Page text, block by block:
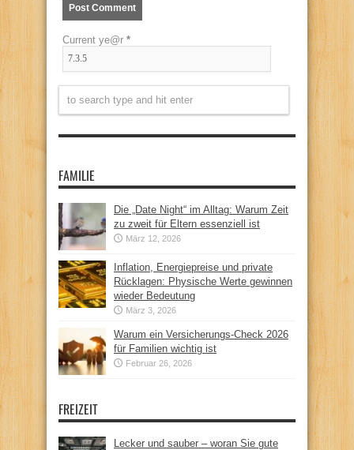
Current ye@r *
FAMILIE
Die „Date Night“ im Alltag: Warum Zeit
zu zweit für Eltern essenziell ist
März 12, 2026
Inflation, Energiepreise und private
Rücklagen: Physische Werte gewinnen
wieder Bedeutung
März 3, 2026
Warum ein Versicherungs-Check 2026
für Familien wichtig ist
Februar 26, 2026
FREIZEIT
Lecker und sauber – woran Sie gute